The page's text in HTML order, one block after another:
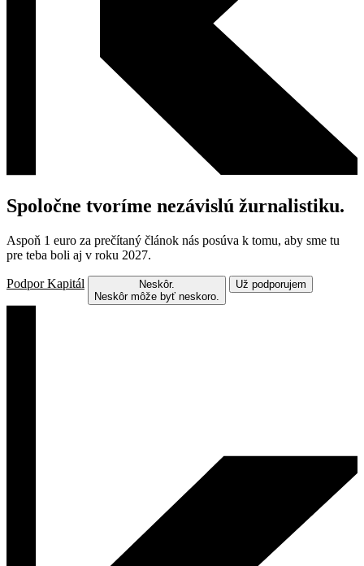
Spoločne tvoríme nezávislú žurnalistiku.
Aspoň 1 euro za prečítaný článok nás posúva k tomu, aby sme tu
pre teba boli aj v roku 2027.
Podpor Kapitál
Neskôr.
Neskôr môže byť neskoro.
Už podporujem